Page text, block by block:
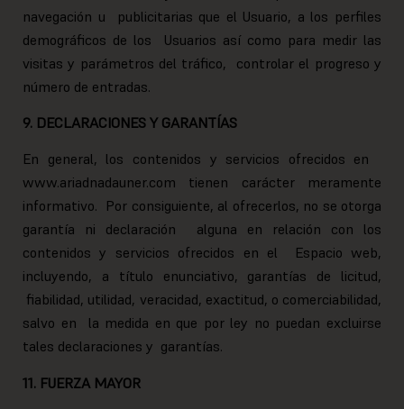
navegación u publicitarias que el Usuario, a los perfiles
demográficos de los Usuarios así como para medir las
visitas y parámetros del tráfico, controlar el progreso y
número de entradas.
9. DECLARACIONES Y GARANTÍAS
En general, los contenidos y servicios ofrecidos en
www.ariadnadauner.com tienen carácter meramente
informativo. Por consiguiente, al ofrecerlos, no se otorga
garantía ni declaración alguna en relación con los
contenidos y servicios ofrecidos en el Espacio web,
incluyendo, a título enunciativo, garantías de licitud,
fiabilidad, utilidad, veracidad, exactitud, o comerciabilidad,
salvo en la medida en que por ley no puedan excluirse
tales declaraciones y garantías.
11. FUERZA MAYOR